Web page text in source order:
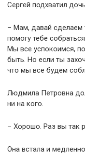
Сергей подхватил
– Мам, давай сделаем
помогу тебе
Мы все успокоимся,
быть. Но если ты
что мы все будем
Людмила Петровна
ни на кого.
– Хорошо. Раз вы так
Она встала и